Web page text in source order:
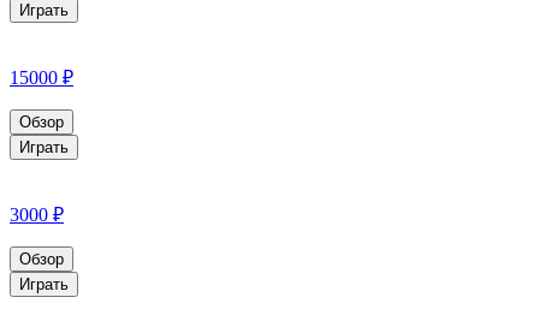
Играть
15000 ₽
Обзор
Играть
3000 ₽
Обзор
Играть